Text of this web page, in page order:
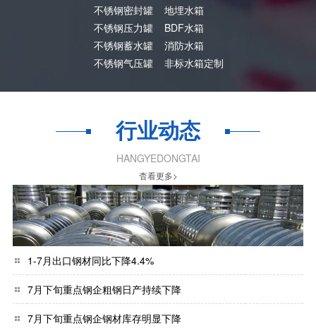
不锈钢密封罐
不锈钢压力罐
不锈钢蓄水罐
不锈钢气压罐
地埋水箱
BDF水箱
消防水箱
非标水箱定制
行业动态
HANGYEDONGTAI
杳看更多>
1-7月出口钢材同比下降4.4%
7月下旬重点钢企粗钢日产持续下降
7月下旬重点钢企钢材库存明显下降